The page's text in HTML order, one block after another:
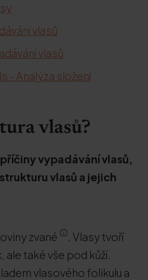
vlasů
vlasů
- Analýza složení
vlasů?
vypadávání vlasů,
vlasů a jejich
zvané
. Vlasy tvoří
ale také vše pod kůží.
vlasového folikulu a